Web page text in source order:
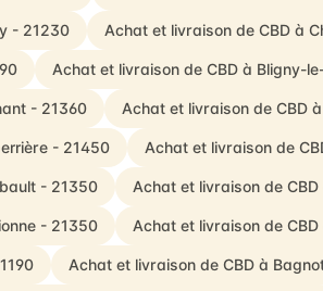
- 21230 Achat et livraison de CBD à
Achat et livraison de CBD à Bligny-
- 21360 Achat et livraison de CBD
- 21450 Achat et livraison de
- 21350 Achat et livraison de
- 21350 Achat et livraison de
Achat et livraison de CBD à